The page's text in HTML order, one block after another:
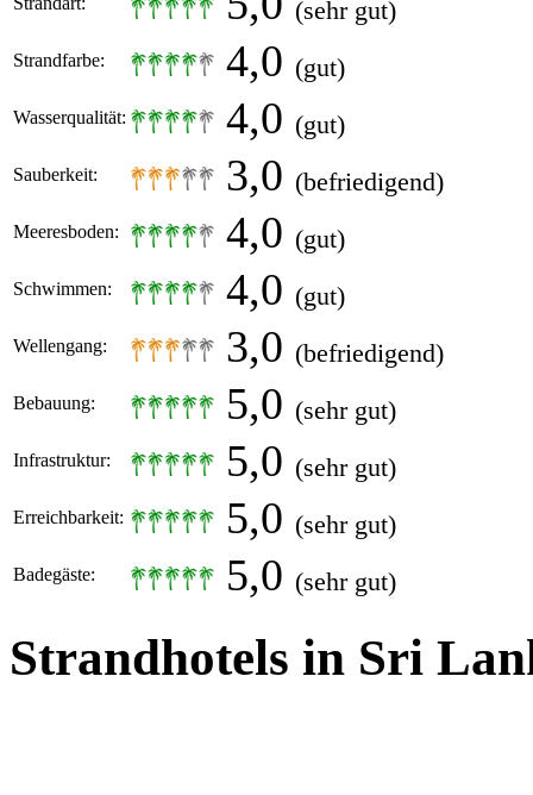
(sehr gut)
Strandfarbe: 4,0 (gut)
Wasserqualität: 4,0 (gut)
Sauberkeit: 3,0 (befriedigend)
Meeresboden: 4,0 (gut)
Schwimmen: 4,0 (gut)
Wellengang: 3,0 (befriedigend)
Bebauung: 5,0 (sehr gut)
Infrastruktur: 5,0 (sehr gut)
Erreichbarkeit: 5,0 (sehr gut)
Badegäste: 5,0 (sehr gut)
Strandhotels in Sri